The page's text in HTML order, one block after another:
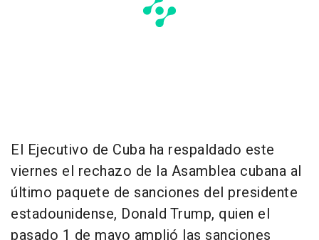
El Ejecutivo de Cuba ha respaldado este
viernes el rechazo de la Asamblea cubana al
último paquete de sanciones del presidente
estadounidense, Donald Trump, quien el
pasado 1 de mayo amplió las sanciones